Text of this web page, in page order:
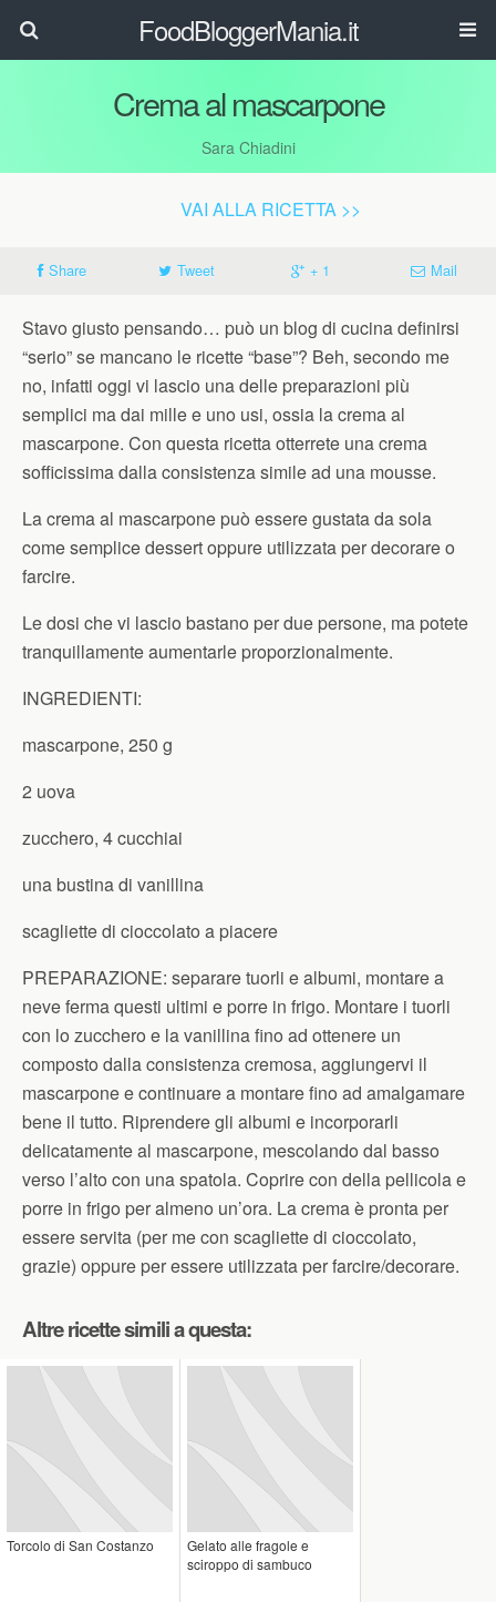
FoodBloggerMania.it
Crema al mascarpone
Sara Chiadini
VAI ALLA RICETTA >>
Share Tweet + 1 Mail
Stavo giusto pensando… può un blog di cucina definirsi
“serio” se mancano le ricette “base”? Beh, secondo me
no, infatti oggi vi lascio una delle preparazioni più
semplici ma dai mille e uno usi, ossia la crema al
mascarpone. Con questa ricetta otterrete una crema
sofficissima dalla consistenza simile ad una mousse.
La crema al mascarpone può essere gustata da sola
come semplice dessert oppure utilizzata per decorare o
farcire.
Le dosi che vi lascio bastano per due persone, ma potete
tranquillamente aumentarle proporzionalmente.
INGREDIENTI:
mascarpone, 250 g
2 uova
zucchero, 4 cucchiai
una bustina di vanillina
scagliette di cioccolato a piacere
PREPARAZIONE: separare tuorli e albumi, montare a
neve ferma questi ultimi e porre in frigo. Montare i tuorli
con lo zucchero e la vanillina fino ad ottenere un
composto dalla consistenza cremosa, aggiungervi il
mascarpone e continuare a montare fino ad amalgamare
bene il tutto. Riprendere gli albumi e incorporarli
delicatamente al mascarpone, mescolando dal basso
verso l’alto con una spatola. Coprire con della pellicola e
porre in frigo per almeno un’ora. La crema è pronta per
essere servita (per me con scagliette di cioccolato,
grazie) oppure per essere utilizzata per farcire/decorare.
Altre ricette simili a questa:
Torcolo di San Costanzo
Gelato alle fragole e
sciroppo di sambuco